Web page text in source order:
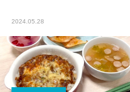
2024.05.28